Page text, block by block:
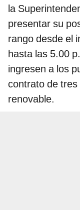
la
presentar su
rango desde el
hasta las 5.00
ingresen a los
contrato de
renovable.